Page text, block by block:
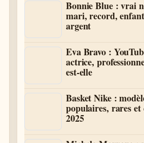
Bonnie Blue : vrai
mari, record,
argent
Eva Bravo :
actrice,
est-elle
Basket Nike :
populaires, rares et
2025